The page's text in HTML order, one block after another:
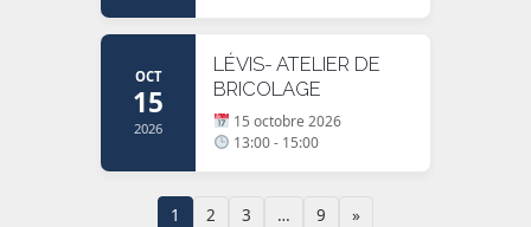
OCT
15
2026
LÉVIS- ATELIER DE
BRICOLAGE
15 octobre 2026
13:00 - 15:00
1 2 3 … 9 »